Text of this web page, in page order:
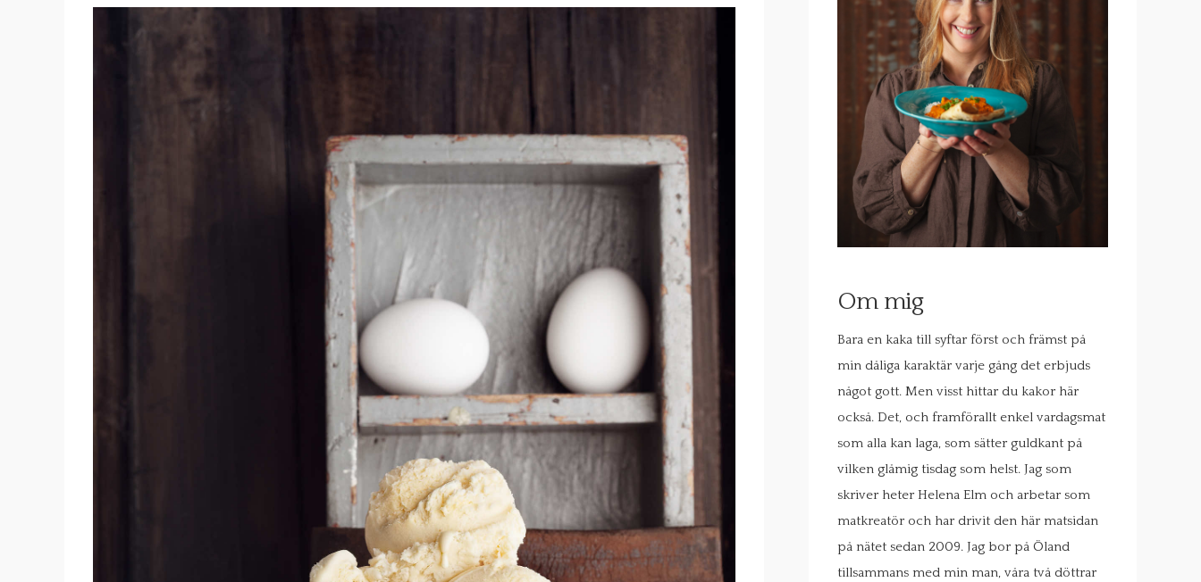
Om mig
Bara en kaka till syftar först och främst på
min dåliga karaktär varje gång det erbjuds
något gott. Men visst hittar du kakor här
också. Det, och framförallt enkel vardagsmat
som alla kan laga, som sätter guldkant på
vilken glåmig tisdag som helst. Jag som
skriver heter Helena Elm och arbetar som
matkreatör och har drivit den här matsidan
på nätet sedan 2009. Jag bor på Öland
tillsammans med min man, våra två döttrar